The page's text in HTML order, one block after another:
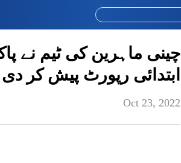
چینی ماہرین کی ٹیم نے
ابتدائی رپورٹ پیش کر دی
Oct 23, 2022